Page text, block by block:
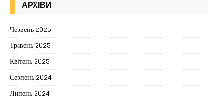
АРХІВИ
Червень 2025
Травень 2025
Квітень 2025
Серпень 2024
Липень 2024